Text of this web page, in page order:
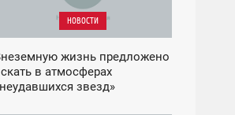
НОВОСТИ
жизнь предложено
в атмосферах
звезд»